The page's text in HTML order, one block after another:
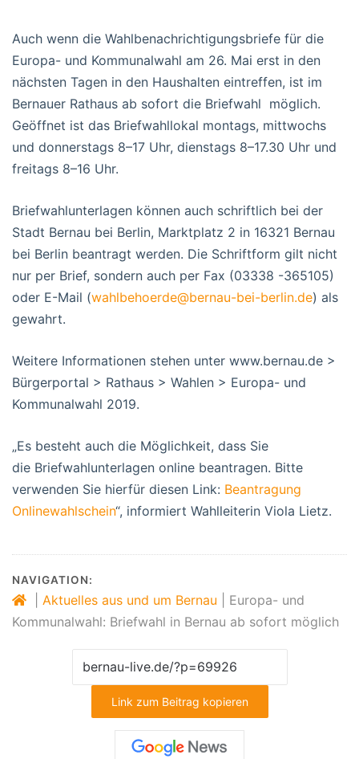
Auch wenn die Wahlbenachrichtigungsbriefe für die
Europa- und Kommunalwahl am 26. Mai erst in den
nächsten Tagen in den Haushalten eintreffen, ist im
Bernauer Rathaus ab sofort die Briefwahl möglich.
Geöffnet ist das Briefwahllokal montags, mittwochs
und donnerstags 8–17 Uhr, dienstags 8–17.30 Uhr und
freitags 8–16 Uhr.
Briefwahlunterlagen können auch schriftlich bei der
Stadt Bernau bei Berlin, Marktplatz 2 in 16321 Bernau
bei Berlin beantragt werden. Die Schriftform gilt nicht
nur per Brief, sondern auch per Fax (03338 -365105)
oder E-Mail (wahlbehoerde@bernau-bei-berlin.de) als
gewahrt.
Weitere Informationen stehen unter www.bernau.de >
Bürgerportal > Rathaus > Wahlen > Europa- und
Kommunalwahl 2019.
„Es besteht auch die Möglichkeit, dass Sie
die Briefwahlunterlagen online beantragen. Bitte
verwenden Sie hierfür diesen Link: Beantragung
Onlinewahlschein“, informiert Wahlleiterin Viola Lietz.
NAVIGATION:
Aktuelles aus und um Bernau
Europa- und
Kommunalwahl: Briefwahl in Bernau ab sofort möglich
Link zum Beitrag kopieren